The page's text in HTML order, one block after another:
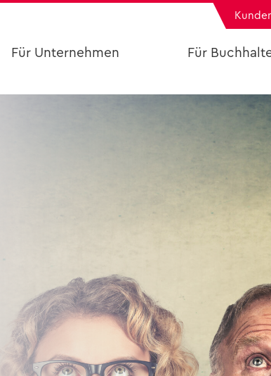
Für Un­ter­neh­men
Buch­hal­tung out­sour­cen
Für
DATAC
In­fo­pa­ket